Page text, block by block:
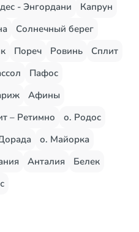
- Энгордани
Капрун
Солнечный берег
Пореч Ровинь
Сплит
Пафос
Афины
– Ретимно
о. Родос
о. Майорка
Анталия
Белек